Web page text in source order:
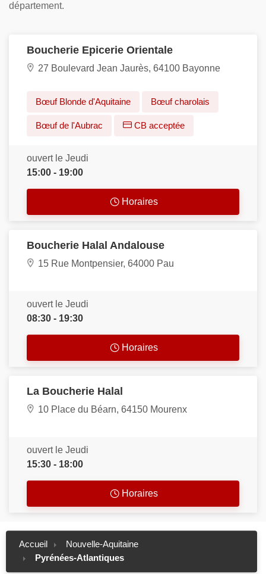
département.
Boucherie Epicerie Orientale
27 Boulevard Jean Jaurès, 64100 Bayonne
Bœuf Blonde d'Aquitaine Bœuf charolais
Bœuf de l'Aubrac CB acceptée
ouvert le Jeudi
15:00 - 19:00
Horaires
Boucherie Halal Andalouse
15 Rue Montpensier, 64000 Pau
ouvert le Jeudi
08:30 - 19:30
Horaires
La Boucherie Halal
10 Place du Béarn, 64150 Mourenx
ouvert le Jeudi
15:30 - 18:00
Horaires
Accueil
Nouvelle-Aquitaine
Pyrénées-Atlantiques